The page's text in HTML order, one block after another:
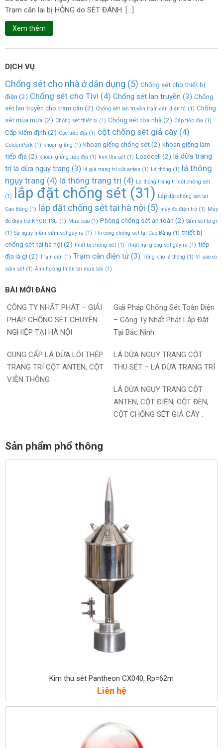
Trạm cân lại bị HỎNG do SÉT ĐÁNH. […]
Xem thêm
DỊCH VỤ
Chống sét cho nhà ở dân dụng (5) Chống sét cho thiết bị
điện (2) Chống sét cho Tivi (4) Chống sét lan truyền (3) Chống
sét lan truyền cho tram cân (2) Chống sét lan truyền trạm cân điện tử (1) Chống
sét mùa mưa (2) Chống sét thiết bị (1) Chống sét tòa nhà (2) Cáp tiếp địa (1)
Cấp kiểm định (2) Cọc tiếp địa (1) cột chống sét giả cây (4)
GoldenPark (1) khoan giếng (1) khoan giếng chống sét (2) khoan giếng làm
tiếp địa (2) khoan giếng tiệp địa (1) kim thu sét (1) Loadcell (2) lá dừa trang
trí lá dừa nguy trang (3) lá già trang trí cột anten (1) Lá thông (1) lá thông
ngụy trang (4) lá thông trang trí (4) Lá thông trang trí cột chống sét
(1) lắp đặt chống sét (31) Lắp đặt chống sét tại
Cao Bằng (1) lắp đặt chống sét tại hà nội (5) máy đo điện trở(1) Máy
đo điện trở KYORITSU (1) Mưa bão (1) Phòng chống sét an toàn (2) Sấm sét là gì
(1) Sự nguy hiểm sấm sét gây ra (1) Thi công chống sét tại Cao Bằng (1) thiết bj
chống sét tại hà nội (2) thiết bị chống sét (1) Thiệt hại giông sét gây ra (1) tiếp
địa là gì (2) Trạm cân (1) Trạm cân điện tử(3) Tổng kho lá thông (1) Vì sao có
sấm sét (1) Ảnh hưởng thiên tai mưa bãi (1)
BÀI MỚI ĐĂNG
CÔNG TY NHẤT PHÁT – GIẢI
PHÁP CHỐNG SÉT CHUYÊN
NGHIỆP TẠI HÀ NỘI
Giải Pháp Chống Sét Toàn Diện
– Công Ty Nhất Phát Lắp Đặt
Tại Bắc Ninh
CUNG CẤP LÁ DỪA LÕI THÉP
TRANG TRÍ CỘT ANTEN, CỘT
VIỄN THÔNG
LÁ DỪA NGỤY TRANG CỘT
THU SÉT – LÁ DỪA TRANG TRÍ
LÁ DỪA NGỤY TRANG CỘT
ANTEN, CỘT ĐIỆN, CỘT ĐÈN,
CỘT CHỐNG SÉT GIẢ CÂY .
Sản phẩm phổ thông
Kim thu sét Pantheon CX040, Rp=62m
Liên hệ